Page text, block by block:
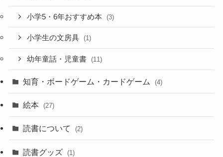
小学5・6年おすすめ本 (3)
小学生の文房具 (1)
幼年童話・児童書 (11)
知育・ボードゲーム・カードゲーム (4)
絵本 (27)
読書について (2)
読書グッズ (1)